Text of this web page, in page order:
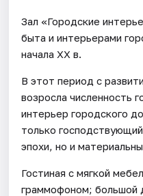
Зал «Городские
быта и интерьерами
начала XX в.
В этот период с
возросла численность
интерьер городского
только
эпохи, но и
Гостиная с мягкой
граммофоном; большой